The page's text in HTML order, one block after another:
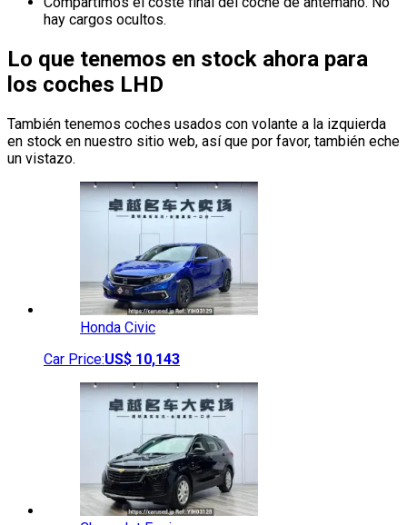
hay cargos ocultos.
Lo que tenemos en stock ahora para
los coches LHD
También tenemos coches usados con volante a la izquierda
en stock en nuestro sitio web, así que por favor, también eche
un vistazo.
Honda Civic
Car Price:US$ 10,143